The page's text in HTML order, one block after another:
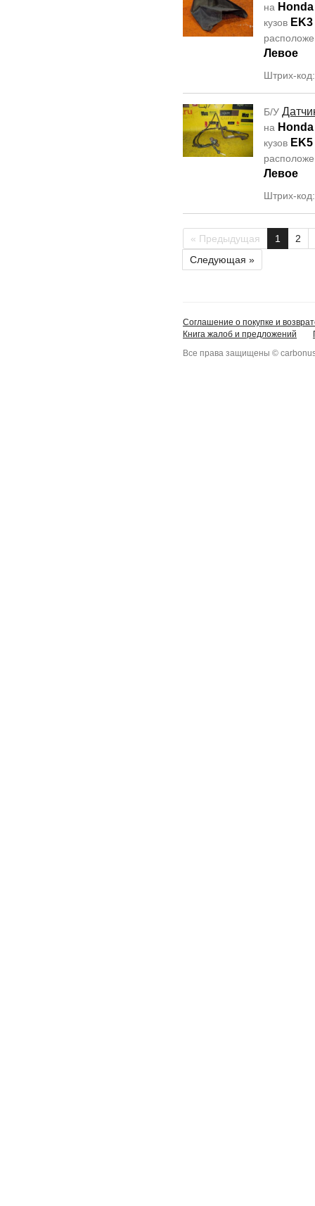
на
кузов EK3
Левое
Штрих-
Б/У
на
кузов EK5
Левое
Штрих-
« Предыдущая 1
2
Следующая »
Соглашение о покупке и
Книга жалоб и предложений
Все права защищены ©